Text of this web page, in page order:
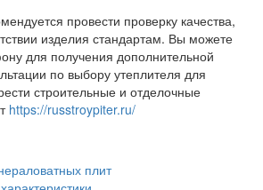
провести проверку качества,
изделия стандартам. Вы можете
для получения дополнительной
по выбору утеплителя для
строительные и отделочные
https://russtroypiter.ru/
плит